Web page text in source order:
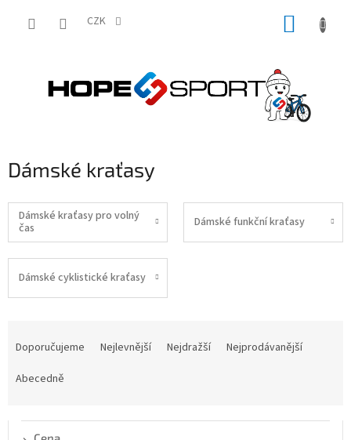
CZK
Dámské kraťasy
Dámské kraťasy pro volný
čas
Dámské funkční kraťasy
Dámské cyklistické kraťasy
Doporučujeme Nejlevnější Nejdražší
Nejprodávanější
Abecedně